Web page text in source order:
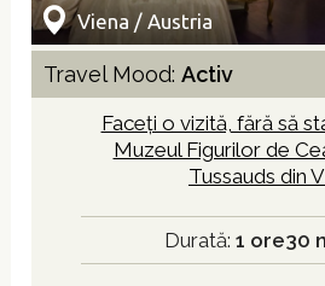
Viena / Austria
Travel Mood:Activ
Faceți o vizită, fără să
Muzeul Figurilor de
Tussauds din
Durată:1 ore30